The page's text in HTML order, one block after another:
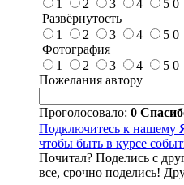
1
2 3 4 5 0
Развёрнутость
1
2 3 4 5 0
Фотография
1
2 3 4 5 0
Пожелания автору
Проголосовало: 0
Подключитесь к нашему
чтобы быть в курсе
Почитал? Поделись с
все, срочно поделись!